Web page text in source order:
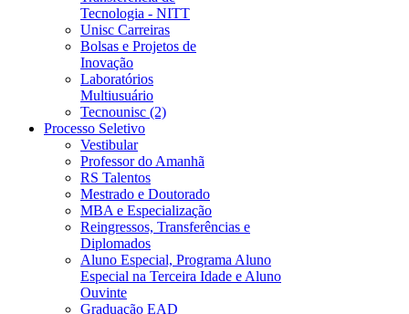
Tecnologia - NITT
Unisc Carreiras
Bolsas e Projetos de
Inovação
Laboratórios
Multiusuário
Tecnounisc (2)
Processo Seletivo
Vestibular
Professor do Amanhã
RS Talentos
Mestrado e Doutorado
MBA e Especialização
Reingressos, Transferências e
Diplomados
Aluno Especial, Programa Aluno
Especial na Terceira Idade e Aluno
Ouvinte
Graduação EAD